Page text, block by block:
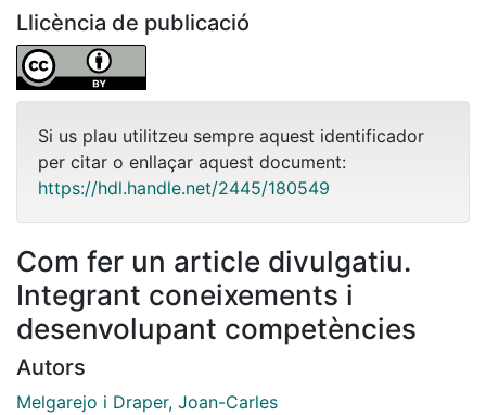
Llicència de publicació
Si us plau utilitzeu sempre aquest identificador
per citar o enllaçar aquest document:
https://hdl.handle.net/2445/180549
Com fer un article divulgatiu.
Integrant coneixements i
desenvolupant competències
Autors
Melgarejo i Draper, Joan-Carles